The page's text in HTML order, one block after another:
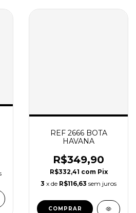
REF 2666 BOTA
HAVANA
R$349,90
R$332,41 com Pix
3 x de R$116,63 sem juros
COMPRAR